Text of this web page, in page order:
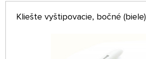
Kliešte vyštipovacie, bočné (biele)